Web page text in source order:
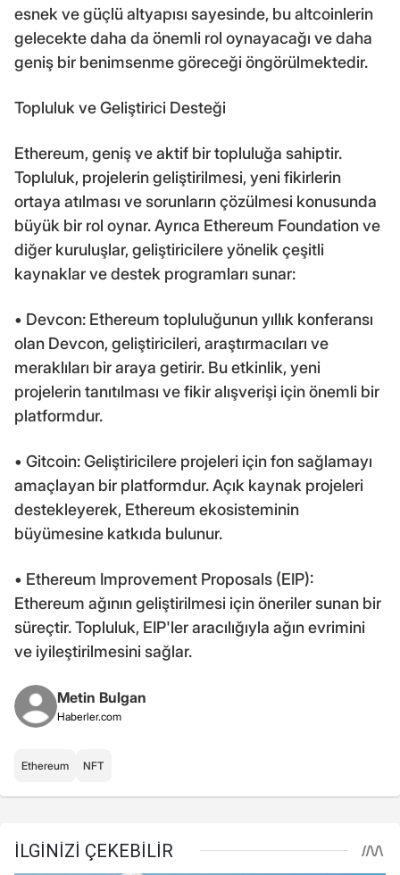
esnek ve güçlü altyapısı sayesinde, bu altcoinlerin
gelecekte daha da önemli rol oynayacağı ve daha
geniş bir benimsenme göreceği öngörülmektedir.
Topluluk ve Geliştirici Desteği
Ethereum, geniş ve aktif bir topluluğa sahiptir.
Topluluk, projelerin geliştirilmesi, yeni fikirlerin
ortaya atılması ve sorunların çözülmesi konusunda
büyük bir rol oynar. Ayrıca Ethereum Foundation ve
diğer kuruluşlar, geliştiricilere yönelik çeşitli
kaynaklar ve destek programları sunar:
• Devcon: Ethereum topluluğunun yıllık konferansı
olan Devcon, geliştiricileri, araştırmacıları ve
meraklıları bir araya getirir. Bu etkinlik, yeni
projelerin tanıtılması ve fikir alışverişi için önemli bir
platformdur.
• Gitcoin: Geliştiricilere projeleri için fon sağlamayı
amaçlayan bir platformdur. Açık kaynak projeleri
destekleyerek, Ethereum ekosisteminin
büyümesine katkıda bulunur.
• Ethereum Improvement Proposals (EIP):
Ethereum ağının geliştirilmesi için öneriler sunan bir
süreçtir. Topluluk, EIP'ler aracılığıyla ağın evrimini
ve iyileştirilmesini sağlar.
Metin Bulgan
Haberler.com
Ethereum NFT